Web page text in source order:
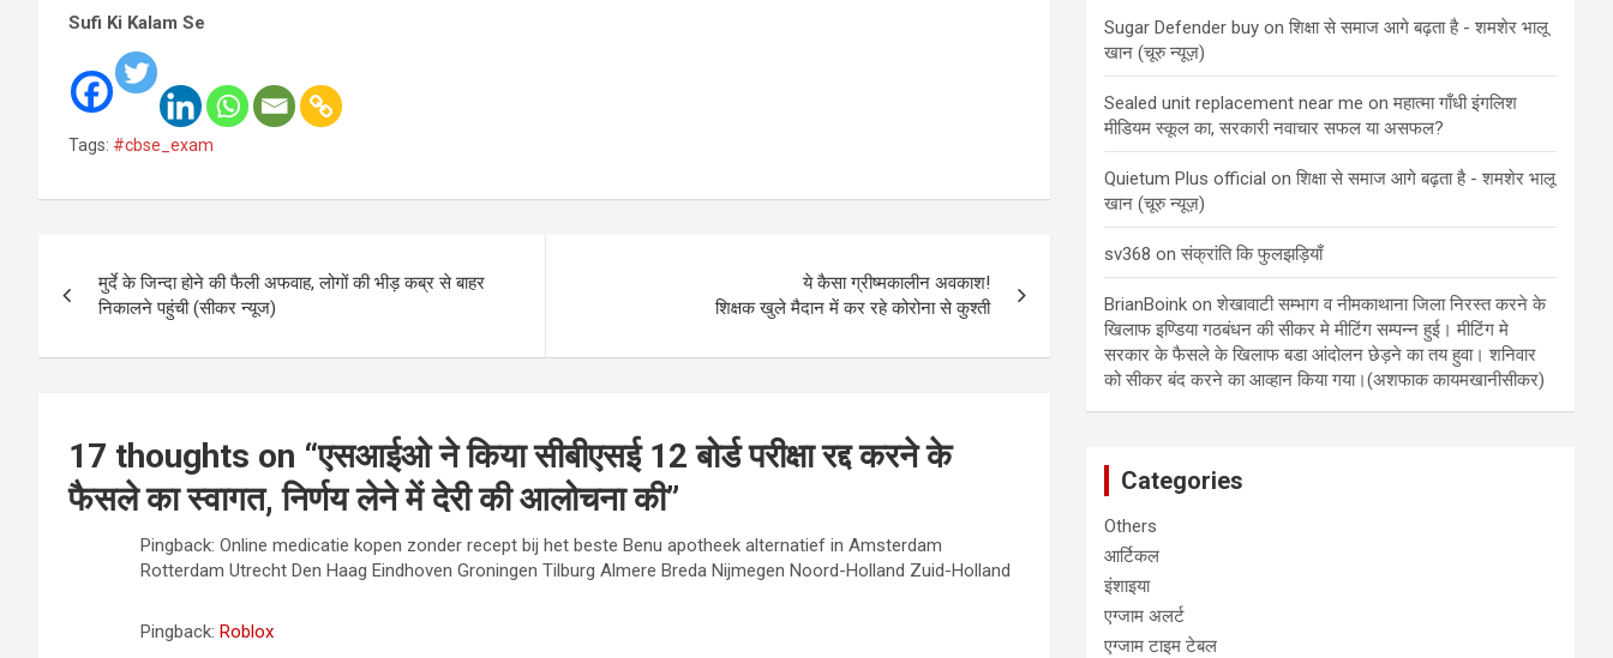
Sufi Ki Kalam Se
Tags: #cbse_exam
navigation
मुर्दे के जिन्दा होने की फैली अफवाह, लोगों की भीड़ कब्र से बाहर
निकालने पहुंची (सीकर न्यूज)
ये कैसा ग्रीष्मकालीन अवकाश!
शिक्षक खुले मैदान में कर रहे कोरोना से कुश्ती
17 thoughts on “एसआईओ ने किया सीबीएसई 12 बोर्ड परीक्षा रद्द करने के
फैसले का स्वागत, निर्णय लेने में देरी की आलोचना की”
Pingback: Online medicatie kopen zonder recept bij het beste Benu apotheek alternatief in Amsterdam
Rotterdam Utrecht Den Haag Eindhoven Groningen Tilburg Almere Breda Nijmegen Noord-Holland Zuid-Holland
Pingback: Roblox
Sugar Defender buy onशिक्षा से समाज आगे बढ़ता है - शमशेर भालू
खान (चूरु न्यूज़)
Sealed unit replacement near me onमहात्मा गाँधी इंगलिश
मीडियम स्कूल का, सरकारी नवाचार सफल या असफल?
Quietum Plus official onशिक्षा से समाज आगे बढ़ता है - शमशेर भालू
खान (चूरु न्यूज़)
sv368 onसंक्रांति कि फुलझड़ियाँ
BrianBoink onशेखावाटी सम्भाग व नीमकाथाना जिला निरस्त करने के
खिलाफ इण्डिया गठबंधन की सीकर मे मीटिंग सम्पन्न हुई। मीटिंग मे
सरकार के फैसले के खिलाफ बडा आंदोलन छेड़ने का तय हुवा। शनिवार
को सीकर बंद करने का आव्हान किया गया।(अशफाक कायमखानीसीकर)
Categories
Others
आर्टिकल
इंशाइया
एग्जाम अलर्ट
एग्जाम टाइम टेबल